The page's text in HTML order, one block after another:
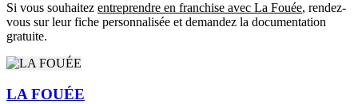
Si vous souhaitez entreprendre en franchise avec La Fouée, rendez-
vous sur leur fiche personnalisée et demandez la documentation
gratuite.
LA FOUÉE